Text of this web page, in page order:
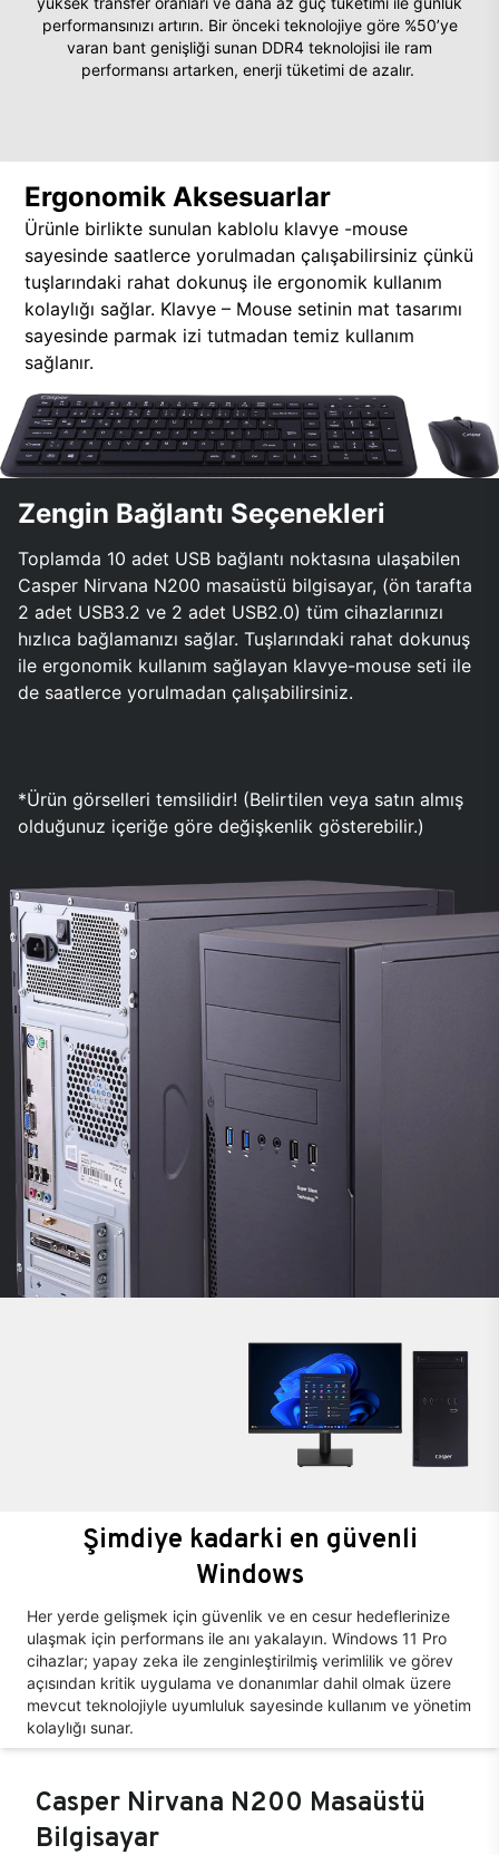
performansınızı artırın. Bir önceki teknolojiye göre %50’ye
varan bant genişliği sunan DDR4 teknolojisi ile ram
performansı artarken, enerji tüketimi de azalır.
Ergonomik Aksesuarlar
Ürünle birlikte sunulan kablolu klavye -mouse
sayesinde saatlerce yorulmadan çalışabilirsiniz çünkü
tuşlarındaki rahat dokunuş ile ergonomik kullanım
kolaylığı sağlar. Klavye – Mouse setinin mat tasarımı
sayesinde parmak izi tutmadan temiz kullanım
sağlanır.
Zengin Bağlantı Seçenekleri
Toplamda 10 adet USB bağlantı noktasına ulaşabilen
Casper Nirvana N200 masaüstü bilgisayar, (ön tarafta
2 adet USB3.2 ve 2 adet USB2.0) tüm cihazlarınızı
hızlıca bağlamanızı sağlar. Tuşlarındaki rahat dokunuş
ile ergonomik kullanım sağlayan klavye-mouse seti ile
de saatlerce yorulmadan çalışabilirsiniz.
*Ürün görselleri temsilidir! (Belirtilen veya satın almış
olduğunuz içeriğe göre değişkenlik gösterebilir.)
Şimdiye kadarki en güvenli
Windows
Her yerde gelişmek için güvenlik ve en cesur hedeflerinize
ulaşmak için performans ile anı yakalayın. Windows 11 Pro
cihazlar; yapay zeka ile zenginleştirilmiş verimlilik ve görev
açısından kritik uygulama ve donanımlar dahil olmak üzere
mevcut teknolojiyle uyumluluk sayesinde kullanım ve yönetim
kolaylığı sunar.
Casper Nirvana N200 Masaüstü
Bilgisayar